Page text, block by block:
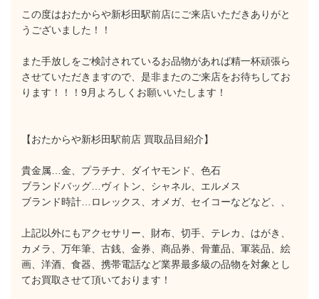
この度はおたからや新杉田駅前店にご来店いただきありがと
うございました！！
また手放しをご検討されているお品物があれば精一杯頑張ら
させていただきますので、是非またのご来店をお待ちしてお
ります！！！9月よろしくお願いいたします！
【おたからや新杉田駅前店 買取品目紹介】
貴金属…金、プラチナ、ダイヤモンド、色石
ブランドバッグ…ヴィトン、シャネル、エルメス
ブランド時計…ロレックス、オメガ、セイコーなどなど、、
上記以外にもアクセサリー、財布、切手、テレカ、はがき、
カメラ、万年筆、古銭、金券、商品券、骨董品、軍装品、絵
画、洋酒、食器、携帯電話など業界最多級の品物を対象とし
てお買取させて頂いております！